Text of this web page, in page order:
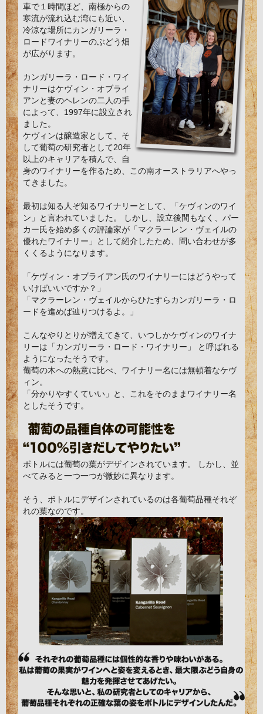
車で１時間ほど、南極からの
寒流が流れ込む湾にも近い、
冷涼な場所にカンガリーラ・
ロードワイナリーのぶどう畑
が広がります。
カンガリーラ・ロード・ワイ
ナリーはケヴィン・オブライ
アンと妻のヘレンの二人の手
によって、1997年に設立され
ました。
ケヴィンは醸造家として、そ
して葡萄の研究者として20年
以上のキャリアを積んで、自
身のワイナリーを作るため、この南オーストラリアへやっ
てきました。
最初は知る人ぞ知るワイナリーとして、「ケヴィンのワイ
ン」と言われていました。 しかし、設立後間もなく、パー
カー氏を始め多くの評論家が「マクラーレン・ヴェイルの
優れたワイナリー」として紹介したため、問い合わせが多
くくるようになります。
「ケヴィン・オブライアン氏のワイナリーにはどうやって
いけばいいですか？」
「マクラーレン・ヴェイルからひたすらカンガリーラ・ロ
ードを進めば辿りつけるよ。」
こんなやりとりが増えてきて、いつしかケヴィンのワイナ
リーは「カンガリーラ・ロード・ワイナリー」 と呼ばれる
ようになったそうです。
葡萄の木への熱意に比べ、ワイナリー名には無頓着なケヴ
ィン。
「分かりやすくていい」と、これをそのままワイナリー名
としたそうです。
ボトルには葡萄の葉がデザインされています。 しかし、並
べてみると一つ一つが微妙に異なります。
そう、ボトルにデザインされているのは各葡萄品種それぞ
れの葉なのです。